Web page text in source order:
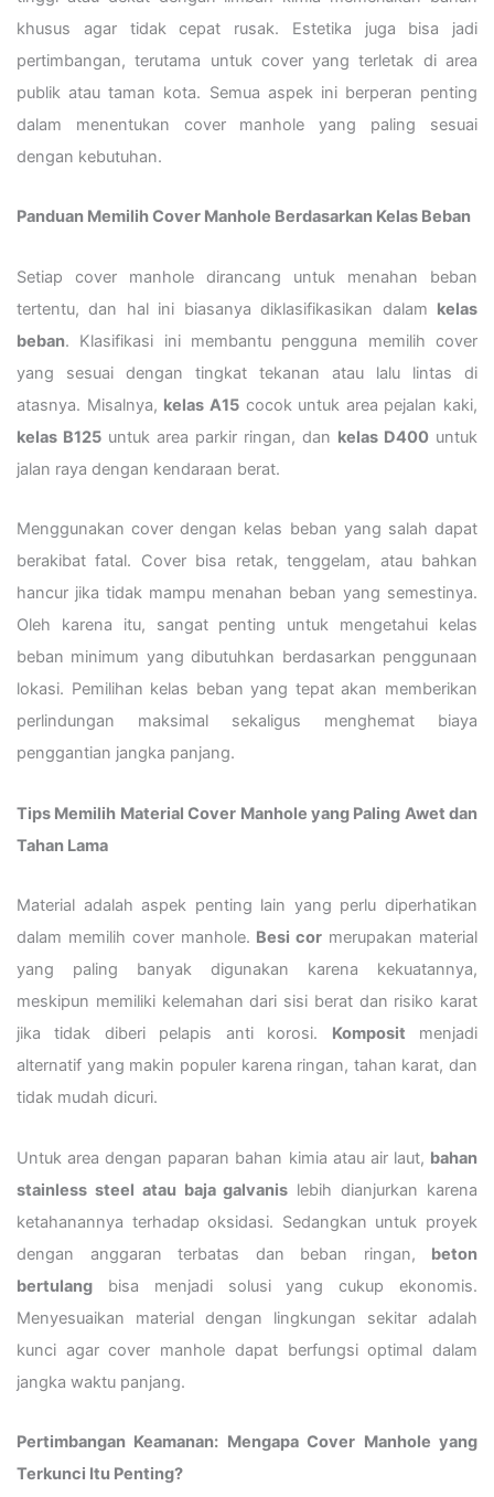
khusus agar tidak cepat rusak. Estetika juga bisa jadi
pertimbangan, terutama untuk cover yang terletak di area
publik atau taman kota. Semua aspek ini berperan penting
dalam menentukan cover manhole yang paling sesuai
dengan kebutuhan.
Panduan Memilih Cover Manhole Berdasarkan Kelas Beban
Setiap cover manhole dirancang untuk menahan beban
tertentu, dan hal ini biasanya diklasifikasikan dalam kelas
beban. Klasifikasi ini membantu pengguna memilih cover
yang sesuai dengan tingkat tekanan atau lalu lintas di
atasnya. Misalnya, kelas A15cocok untuk area pejalan kaki,
kelas B125 untuk area parkir ringan, dan kelas D400 untuk
jalan raya dengan kendaraan berat.
Menggunakan cover dengan kelas beban yang salah dapat
berakibat fatal. Cover bisa retak, tenggelam, atau bahkan
hancur jika tidak mampu menahan beban yang semestinya.
Oleh karena itu, sangat penting untuk mengetahui kelas
beban minimum yang dibutuhkan berdasarkan penggunaan
lokasi. Pemilihan kelas beban yang tepat akan memberikan
perlindungan maksimal sekaligus menghemat biaya
penggantian jangka panjang.
Tips Memilih Material Cover Manhole yang Paling Awet dan
Tahan Lama
Material adalah aspek penting lain yang perlu diperhatikan
dalam memilih cover manhole. Besi cor merupakan material
yang paling banyak digunakan karena kekuatannya,
meskipun memiliki kelemahan dari sisi berat dan risiko karat
jika tidak diberi pelapis anti korosi. Komposit menjadi
alternatif yang makin populer karena ringan, tahan karat, dan
tidak mudah dicuri.
Untuk area dengan paparan bahan kimia atau air laut, bahan
stainless steel atau baja galvanis lebih dianjurkan karena
ketahanannya terhadap oksidasi. Sedangkan untuk proyek
dengan anggaran terbatas dan beban ringan, beton
bertulang bisa menjadi solusi yang cukup ekonomis.
Menyesuaikan material dengan lingkungan sekitar adalah
kunci agar cover manhole dapat berfungsi optimal dalam
jangka waktu panjang.
Pertimbangan Keamanan: Mengapa Cover Manhole yang
Terkunci Itu Penting?